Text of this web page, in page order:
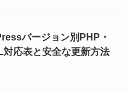
バージョン別PHP・
対応表と安全な更新方法